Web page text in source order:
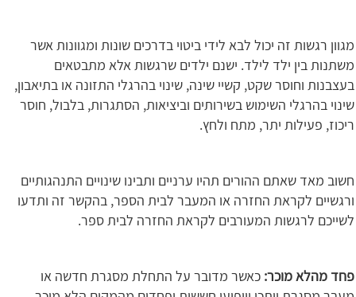
מגוון רגשות זה יכול לבא לידי ביטוי בדרכים שונות ומגוונות אשר
משתנות בין ילד לילד. ישנם ילדים שרגשות אלא מתבטאים
בעצבנות וחוסר שקט, קשיי שינה, שינוי בהרגלי התזונה או בתיאבון,
שינוי בהרגלי השימוש בשירותים וביציאות, הסתגרות, בלבול, חוסר
ריכוז, פעילות יתר, מתח ולחץ.
חשוב מאד שאתם ההורים תהיו ערניים ותבינו שינויים התנהגותיים
ורגשיים לקראת החזרה או המעבר לבית הספר, בהקשר זה ותדעו
לשייכם לרגשות המעורבים לקראת החזרה לבית ספר.
פחד מהלא מוכר: כאשר מדובר על התחלת מסגרת חדשה או